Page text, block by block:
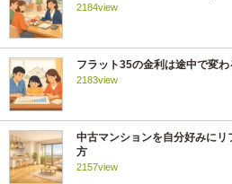
2184view
フラット35の金利は途中で変
2183view
中古マンションを自分好みに
方
2157view